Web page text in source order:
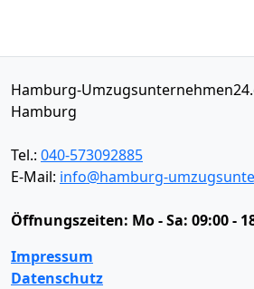
Hamburg-
Hamburg
Tel.: 040-573092885
E-Mail: info@hamburg-
Öffnungszeiten: Mo - Sa: 09:00 -
Impressum
Datenschutz